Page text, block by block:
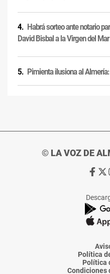
Habrá sorteo ante notario
David Bisbal a la Virgen del Mar
Pimienta ilusiona al
© LA VOZ DE
Ir
de
La
Voz
Política
Política
Condiciones